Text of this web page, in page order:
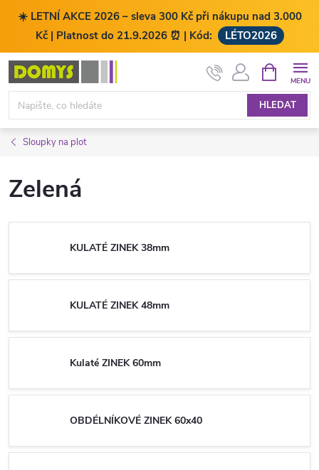
☀️ LETNÍ AKCE 2026 – sleva 300 Kč při nákupu nad 3.000
Kč | Platnost do 21.9.2026 ⏰ | Kód:
LÉTO2026
Přejít
obsah
HLEDAT
NÁKUPNÍ
KOŠÍK
Sloupky na plot
Zelená
KULATÉ ZINEK 38mm
KULATÉ ZINEK 48mm
Kulaté ZINEK 60mm
OBDÉLNÍKOVÉ ZINEK 60x40